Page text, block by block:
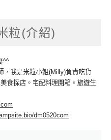
粒(介紹)
^^
，我是米粒小姐(Milly)負責吃貨
食探店。宅配料理開箱。旅遊生
dm0520com